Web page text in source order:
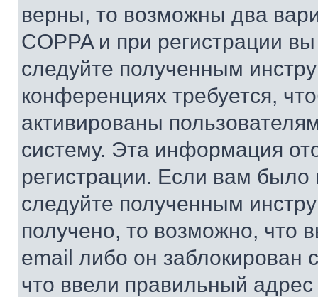
верны, то возможны два
COPPA и при регистрации
следуйте полученным
конференциях требуется,
активированы
систему. Эта информация
регистрации. Если вам
следуйте полученным
получено, то возможно, что
email либо он
что ввели правильный адрес